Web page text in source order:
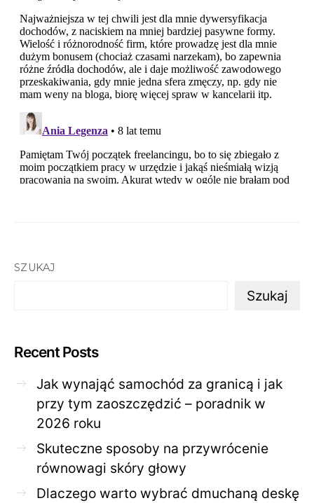
SZUKAJ
Szukaj
Recent Posts
Jak wynająć samochód za granicą i jak
przy tym zaoszczędzić – poradnik w
2026 roku
Skuteczne sposoby na przywrócenie
równowagi skóry głowy
Dlaczego warto wybrać dmuchaną deskę